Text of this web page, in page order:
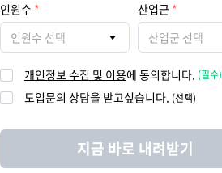
인원수
인원수 선택
산업군
산업군 선택
개인정보 수집 및 이용에 동의합니다. (필수)
도입문의 상담을 받고싶습니다. (선택)
지금 바로 내려받기